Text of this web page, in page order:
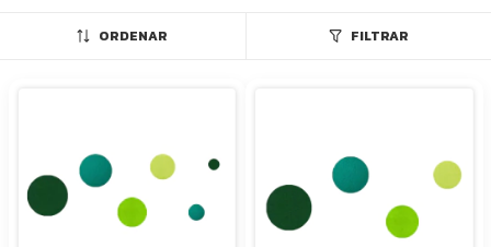
ORDENAR FILTRAR